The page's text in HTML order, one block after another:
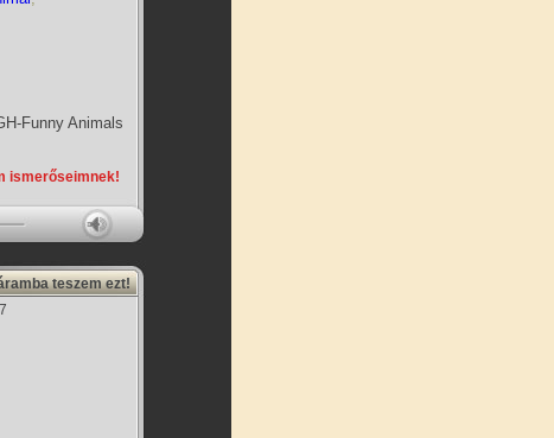
Funny Animals
ismerőseimnek!
teszem ezt!